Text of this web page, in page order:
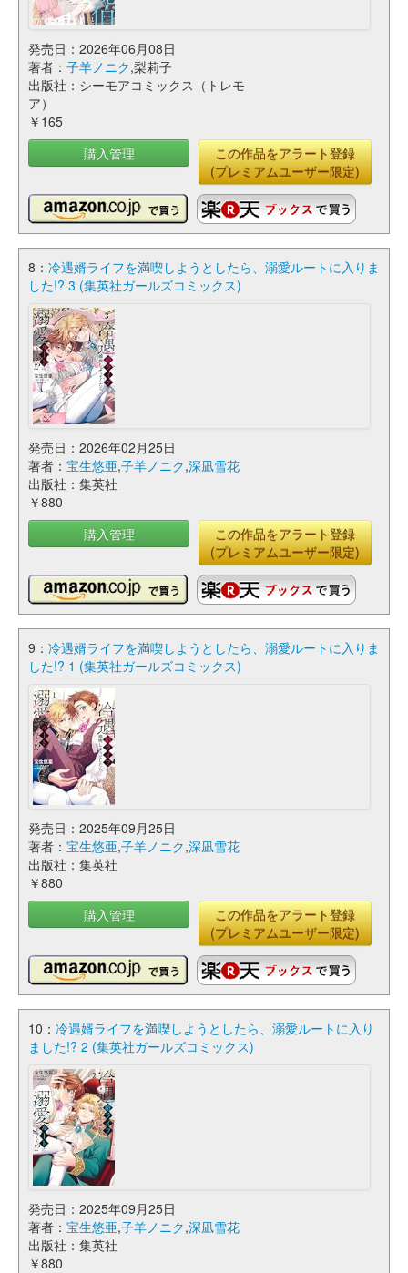
発売日：2026年06月08日
著者： 子羊ノニク,梨莉子
出版社：シーモアコミックス（トレモ
ア）
￥165
購入管理
この作品をアラート登録
(プレミアムユーザー限定)
8： 冷遇婿ライフを満喫しようとしたら、溺愛ルートに入りま
した!? 3 (集英社ガールズコミックス)
発売日：2026年02月25日
著者： 宝生悠亜,子羊ノニク,深凪雪花
出版社：集英社
￥880
購入管理
この作品をアラート登録
(プレミアムユーザー限定)
9： 冷遇婿ライフを満喫しようとしたら、溺愛ルートに入りま
した!? 1 (集英社ガールズコミックス)
発売日：2025年09月25日
著者： 宝生悠亜,子羊ノニク,深凪雪花
出版社：集英社
￥880
購入管理
この作品をアラート登録
(プレミアムユーザー限定)
10： 冷遇婿ライフを満喫しようとしたら、溺愛ルートに入り
ました!? 2 (集英社ガールズコミックス)
発売日：2025年09月25日
著者： 宝生悠亜,子羊ノニク,深凪雪花
出版社：集英社
￥880